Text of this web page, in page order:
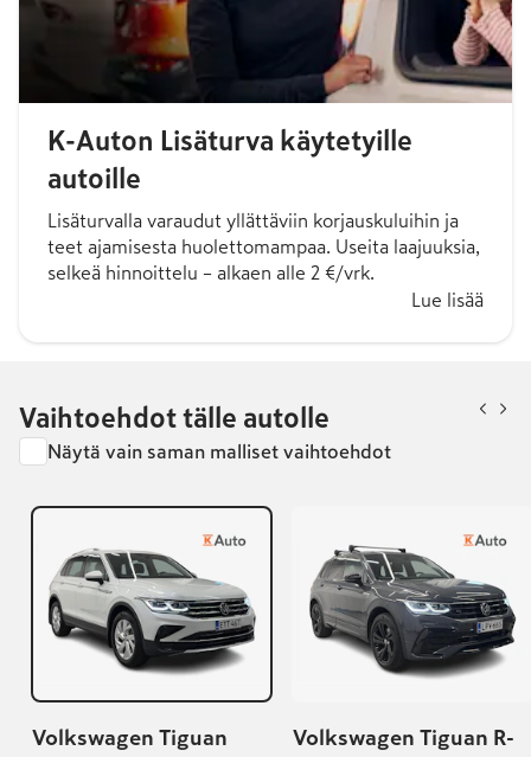
K-Auton Lisäturva käytetyille
autoille
Lisäturvalla varaudut yllättäviin korjauskuluihin ja
teet ajamisesta huolettomampaa. Useita laajuuksia,
selkeä hinnoittelu – alkaen alle 2 €/vrk.
Lue lisää
Vaihtoehdot tälle autolle
Näytä vain saman malliset vaihtoehdot
Volkswagen Tiguan
Volkswagen Tiguan R-